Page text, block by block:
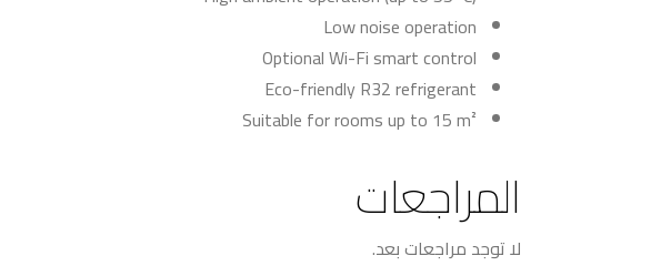
Low noise operation
Optional Wi-Fi smart control
Eco-friendly R32 refrigerant
Suitable for rooms up to 15 m²
المراجعات
لا توجد مراجعات بعد.